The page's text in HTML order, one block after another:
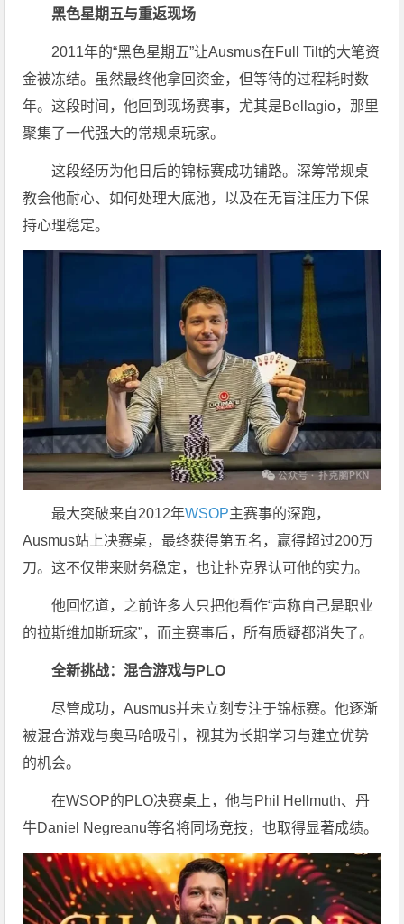
黑色星期五与重返现场
2011年的“黑色星期五”让Ausmus在Full Tilt的大笔资
金被冻结。虽然最终他拿回资金，但等待的过程耗时数
年。这段时间，他回到现场赛事，尤其是Bellagio，那里
聚集了一代强大的常规桌玩家。
这段经历为他日后的锦标赛成功铺路。深筹常规桌
教会他耐心、如何处理大底池，以及在无盲注压力下保
持心理稳定。
最大突破来自2012年WSOP主赛事的深跑，
Ausmus站上决赛桌，最终获得第五名，赢得超过200万
刀。这不仅带来财务稳定，也让扑克界认可他的实力。
他回忆道，之前许多人只把他看作“声称自己是职业
的拉斯维加斯玩家”，而主赛事后，所有质疑都消失了。
全新挑战：混合游戏与PLO
尽管成功，Ausmus并未立刻专注于锦标赛。他逐渐
被混合游戏与奥马哈吸引，视其为长期学习与建立优势
的机会。
在WSOP的PLO决赛桌上，他与Phil Hellmuth、丹
牛Daniel Negreanu等名将同场竞技，也取得显著成绩。